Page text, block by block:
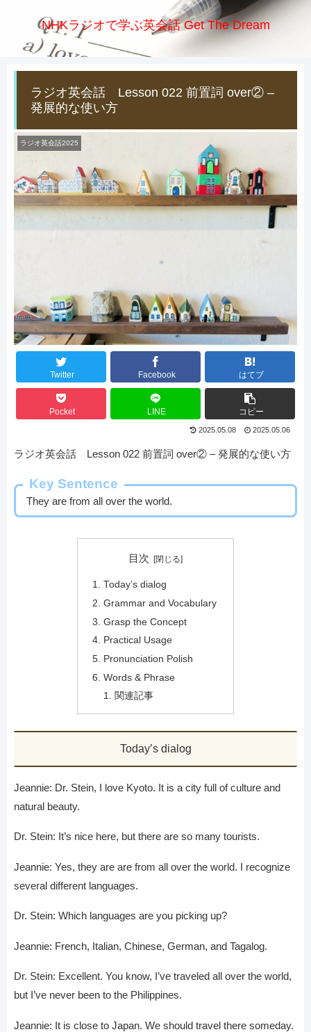
NHKラジオで学ぶ英会話 Get The Dream
ラジオ英会話 Lesson 022 前置詞 over② –
発展的な使い方
ラジオ英会話2025
Twitter Facebook はてブ
Pocket LINE コピー
2025.05.08 2025.05.06
ラジオ英会話 Lesson 022 前置詞 over② – 発展的な使い方
Key Sentence
They are from all over the world.
目次
Today’s dialog
Grammar and Vocabulary
Grasp the Concept
Practical Usage
Pronunciation Polish
Words & Phrase
関連記事
Today’s dialog
Jeannie: Dr. Stein, I love Kyoto. It is a city full of culture and
natural beauty.
Dr. Stein: It’s nice here, but there are so many tourists.
Jeannie: Yes, they are are from all over the world. I recognize
several different languages.
Dr. Stein: Which languages are you picking up?
Jeannie: French, Italian, Chinese, German, and Tagalog.
Dr. Stein: Excellent. You know, I’ve traveled all over the world,
but I’ve never been to the Philippines.
Jeannie: It is close to Japan. We should travel there someday.